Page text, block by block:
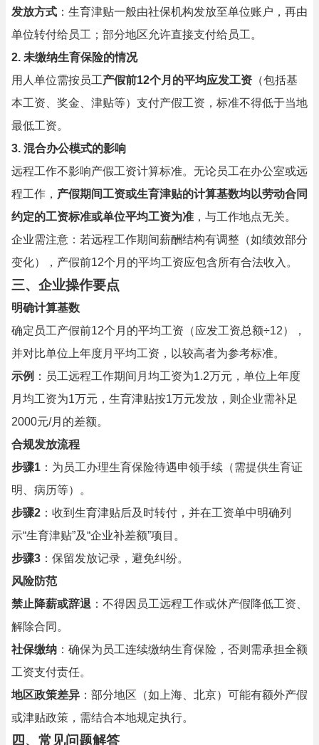
发放方式 ：生育津贴一般由社保机构发放至单位账户，再由
单位转付给员工；部分地区允许直接支付给员工。
2. 未缴纳生育保险的情况
用人单位需按员工产假前12个月的平均应发工资 （包括基
本工资、奖金、津贴等）支付产假工资，标准不得低于当地
最低工资。
3. 混合办公模式的影响
远程工作不影响产假工资计算标准。无论员工在办公室或远
程工作， 产假期间工资或生育津贴的计算基数均以劳动合同
约定的工资标准或单位平均工资为准 ，与工作地点无关。
企业需注意：若远程工作期间薪酬结构有调整（如绩效部分
变化），产假前12个月的平均工资应包含所有合法收入。
三、企业操作要点
明确计算基数
确定员工产假前12个月的平均工资（应发工资总额÷12），
并对比单位上年度月平均工资，以较高者为参考标准。
示例 ：员工远程工作期间月均工资为1.2万元，单位上年度
月均工资为1万元，生育津贴按1万元发放，则企业需补足
2000元/月的差额。
合规发放流程
步骤1 ：为员工办理生育保险待遇申领手续（需提供生育证
明、病历等）。
步骤2 ：收到生育津贴后及时转付，并在工资单中明确列
示“生育津贴”及“企业补差额”项目。
步骤3 ：保留发放记录，避免纠纷。
风险防范
禁止降薪或辞退 ：不得因员工远程工作或休产假降低工资、
解除合同。
社保缴纳 ：确保为员工连续缴纳生育保险，否则需承担全额
工资支付责任。
地区政策差异 ：部分地区（如上海、北京）可能有额外产假
或津贴政策，需结合本地规定执行。
四、常见问题解答